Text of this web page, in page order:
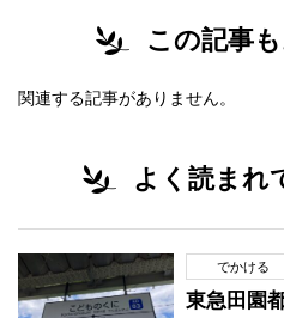
この記事
関連する記事がありません。
よく読まれ
でかける
東急田園